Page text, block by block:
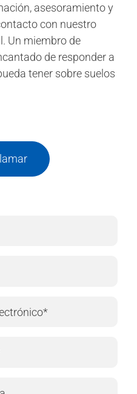
asesoramiento y
con nuestro
Un miembro de
de responder a
tener sobre suelos